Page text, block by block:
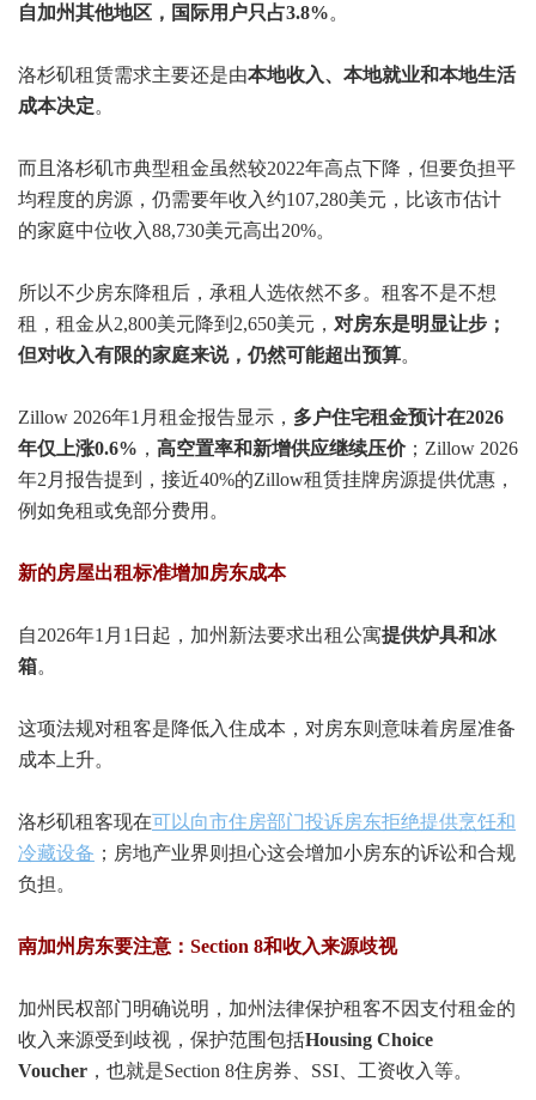
自加州其他地区，国际用户只占3.8%。
洛杉矶租赁需求主要还是由本地收入、本地就业和本地生活
成本决定。
而且洛杉矶市典型租金虽然较2022年高点下降，但要负担平
均程度的房源，仍需要年收入约107,280美元，比该市估计
的家庭中位收入88,730美元高出20%。
所以不少房东降租后，承租人选依然不多。租客不是不想
租，租金从2,800美元降到2,650美元， 对房东是明显让步；
但对收入有限的家庭来说，仍然可能超出预算。
Zillow 2026年1月租金报告显示， 多户住宅租金预计在2026
年仅上涨0.6% ， 高空置率和新增供应继续压价；Zillow 2026
年2月报告提到，接近40%的Zillow租赁挂牌房源提供优惠，
例如免租或免部分费用。
新的房屋出租标准增加房东成本
自2026年1月1日起，加州新法要求出租公寓提供炉具和冰
箱。
这项法规对租客是降低入住成本，对房东则意味着房屋准备
成本上升。
洛杉矶租客现在可以向市住房部门投诉房东拒绝提供烹饪和
冷藏设备 ；房地产业界则担心这会增加小房东的诉讼和合规
负担。
南加州房东要注意：Section 8和收入来源歧视
加州民权部门明确说明，加州法律保护租客不因支付租金的
收入来源受到歧视，保护范围包括Housing Choice
Voucher ，也就是Section 8住房券、SSI、工资收入等。